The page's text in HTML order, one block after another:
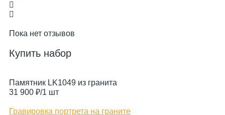
Пока нет отзывов
Купить набор
Памятник LK1049 из гранита
31 900 ₽/1 шт
Гравировка портрета на граните